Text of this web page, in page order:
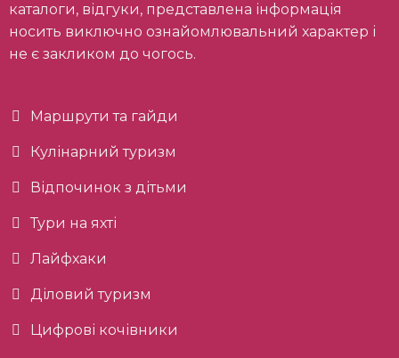
каталоги, відгуки, представлена інформація
носить виключно ознайомлювальний характер і
не є закликом до чогось.
Маршрути та гайди
Кулінарний туризм
Відпочинок з дітьми
Тури на яхті
Лайфхаки
Діловий туризм
Цифрові кочівники